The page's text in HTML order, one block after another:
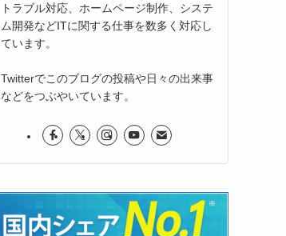
トラブル対応、ホームページ制作、システ
ム開発などITに関する仕事を数多く対応し
ています。
Twitterでこのブログの投稿や日々の出来事
などをつぶやいています。